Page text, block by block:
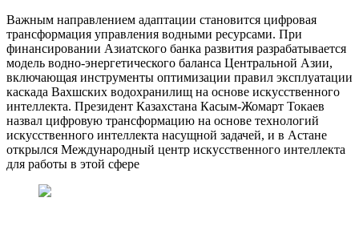
Важным направлением адаптации становится цифровая
трансформация управления водными ресурсами. При
финансировании Азиатского банка развития разрабатывается
модель водно-энергетического баланса Центральной Азии,
включающая инструменты оптимизации правил эксплуатации
каскада Вахшских водохранилищ на основе искусственного
интеллекта. Президент Казахстана Касым-Жомарт Токаев
назвал цифровую трансформацию на основе технологий
искусственного интеллекта насущной задачей, и в Астане
открылся Международный центр искусственного интеллекта
для работы в этой сфере